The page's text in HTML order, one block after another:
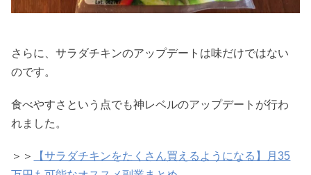
さらに、サラダチキンのアップデートは味だけではない
のです。
食べやすさという点でも神レベルのアップデートが行わ
れました。
＞＞
【サラダチキンをたくさん買えるようになる】月35